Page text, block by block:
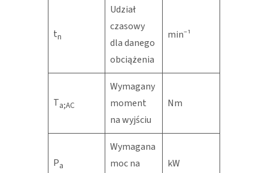
tn
Udział
czasowy
dla danego
obciążenia
min⁻¹
Ta;AC
Wymagany
moment
na wyjściu
Nm
Pa
Wymagana
moc na
kW